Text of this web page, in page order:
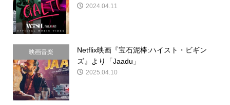
2024.04.11
映画音楽
Netflix映画『宝石泥棒:ハイスト・ビギン
ズ』より「Jaadu」
2025.04.10